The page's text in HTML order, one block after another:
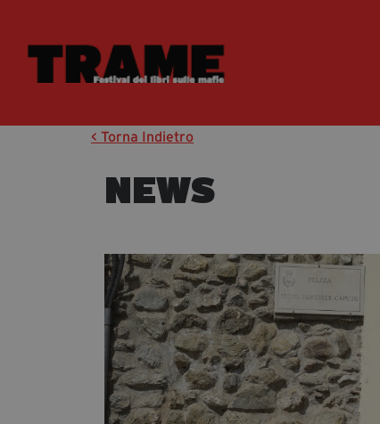
< Torna Indietro
NEWS